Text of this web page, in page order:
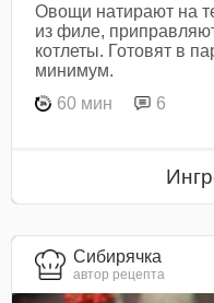
Овощи натирают на
из филе,
котлеты. Готовят в
минимум.
60 мин
6
Сибирячка
автор рецепта